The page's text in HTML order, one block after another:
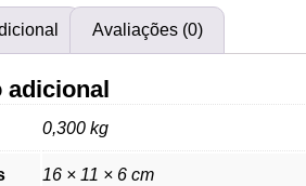
Avaliações (0)
adicional
0,300 kg
16 × 11 × 6 cm